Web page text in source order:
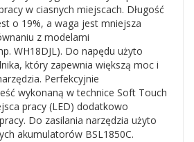
w ciasnych miejscach. Długość
o 19%, a waga jest mniejsza
z modelami
WH18DJL). Do napędu użyto
który zapewnia większą moc i
Perfekcyjnie
wykonaną w technice Soft Touch
pracy (LED) dodatkowo
Do zasilania narzędzia użyto
akumulatorów BSL1850C.